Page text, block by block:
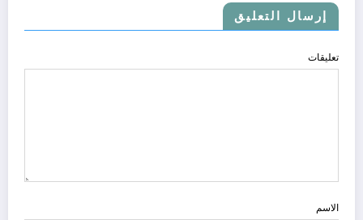
إرسال التعليق
تعليقات
الاسم